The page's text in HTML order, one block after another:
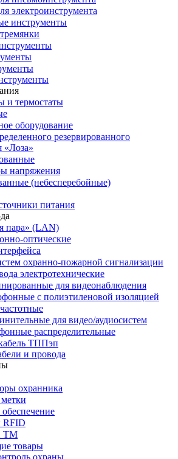
электроинструмента
инструменты
и термостаты
оборудование
резервированного
«Лоза»
напряжения
(небесперебойные)
питания
пара» (LAN)
оптические
охранно-пожарной сигнализации
электротехнические
для видеонаблюдения
с полиэтиленовой изоляцией
для видео/аудиосистем
распределительные
ТППэп
и провода
охранника
RFID
ТМ
товары
охраны